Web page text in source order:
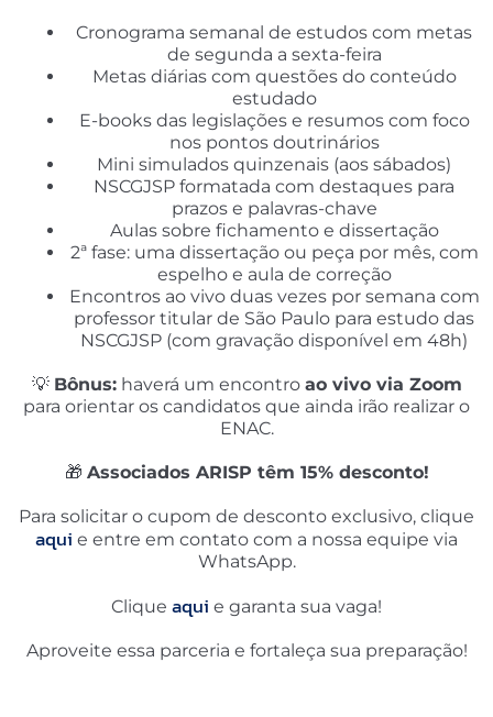
Cronograma semanal de estudos com metas
de segunda a sexta-feira
Metas diárias com questões do conteúdo
estudado
E-books das legislações e resumos com foco
nos pontos doutrinários
Mini simulados quinzenais (aos sábados)
NSCGJSP formatada com destaques para
prazos e palavras-chave
Aulas sobre fichamento e dissertação
2ª fase: uma dissertação ou peça por mês, com
espelho e aula de correção
Encontros ao vivo duas vezes por semana com
professor titular de São Paulo para estudo das
NSCGJSP (com gravação disponível em 48h)
💡 Bônus:haverá um encontro ao vivo via Zoom
para orientar os candidatos que ainda irão realizar o
ENAC.
🎁 Associados ARISP têm 15% desconto!
Para solicitar o cupom de desconto exclusivo, clique
aqui e entre em contato com a nossa equipe via
WhatsApp.
Clique aqui e garanta sua vaga!
Aproveite essa parceria e fortaleça sua preparação!